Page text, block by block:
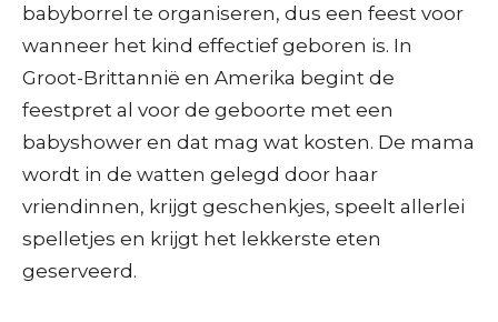
babyborrel te organiseren, dus een feest voor
wanneer het kind effectief geboren is. In
Groot-Brittannië en Amerika begint de
feestpret al voor de geboorte met een
babyshower en dat mag wat kosten. De mama
wordt in de watten gelegd door haar
vriendinnen, krijgt geschenkjes, speelt allerlei
spelletjes en krijgt het lekkerste eten
geserveerd.